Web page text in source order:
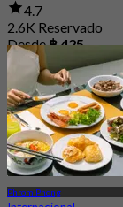
4.7
2.6K Reservado
Desde฿ 425
Phrom Phong